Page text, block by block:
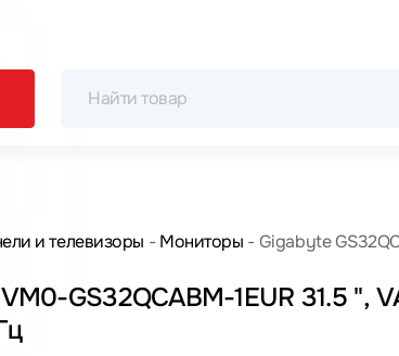
и телевизоры Мониторы Gigabyte
GS32QCABM-1EUR 31.5 ",